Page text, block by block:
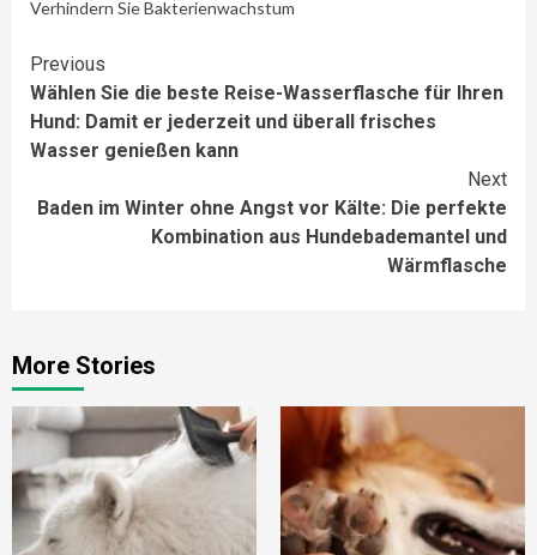
Verhindern Sie Bakterienwachstum
Continue
Reading
Previous
Wählen Sie die beste Reise-Wasserflasche für Ihren
Hund: Damit er jederzeit und überall frisches
Wasser genießen kann
Next
Baden im Winter ohne Angst vor Kälte: Die perfekte
Kombination aus Hundebademantel und
Wärmflasche
More Stories